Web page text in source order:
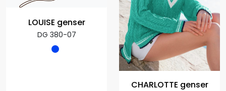
LOUISE genser
DG 380-07
CHARLOTTE genser